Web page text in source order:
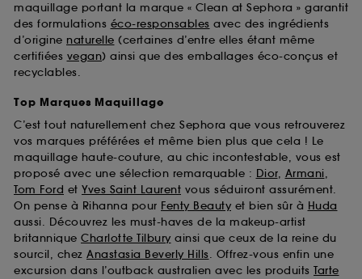
maquillage portant la marque « Clean at Sephora » garantit
des formulations éco-responsables avec des ingrédients
d’origine naturelle (certaines d’entre elles étant même
certifiées vegan) ainsi que des emballages éco-conçus et
recyclables.
Top Marques Maquillage
C’est tout naturellement chez Sephora que vous retrouverez
vos marques préférées et même bien plus que cela ! Le
maquillage haute-couture, au chic incontestable, vous est
proposé avec une sélection remarquable : Dior, Armani,
Tom Ford et Yves Saint Laurent vous séduiront assurément.
On pense à Rihanna pour Fenty Beauty et bien sûr à Huda
aussi. Découvrez les must-haves de la makeup-artist
britannique Charlotte Tilbury ainsi que ceux de la reine du
sourcil, chez Anastasia Beverly Hills. Offrez-vous enfin une
excursion dans l’outback australien avec les produits Tarte